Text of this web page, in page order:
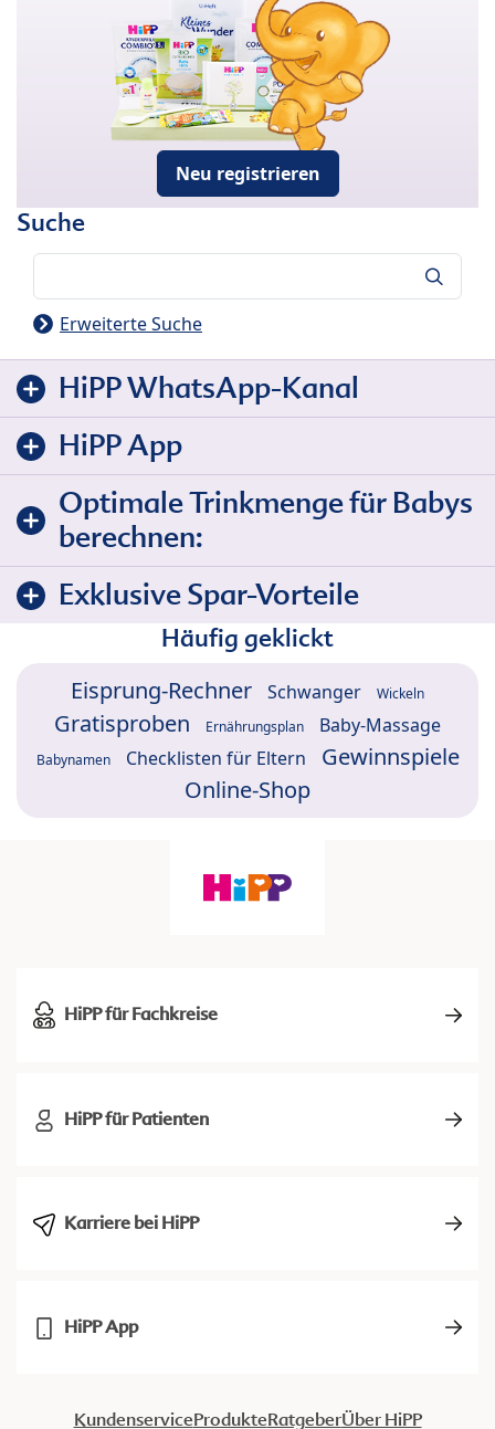
Neu registrieren
Suche
Erweiterte Suche
HiPP WhatsApp-Kanal
HiPP App
Optimale Trinkmenge für Babys
berechnen:
Exklusive Spar-Vorteile
Häufig geklickt
Eisprung-Rechner Schwanger Wickeln
Gratisproben Ernährungsplan Baby-Massage
Babynamen Checklisten für Eltern
Gewinnspiele
Online-Shop
HiPP für Fachkreise
HiPP für Patienten
Karriere bei HiPP
HiPP App
KundenserviceProdukteRatgeberÜber HiPP